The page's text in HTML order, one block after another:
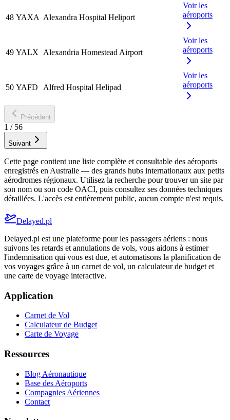
48 YAXA Alexandra Hospital Heliport
Voir les
aéroports
49 YALX Alexandria Homestead Airport
Voir les
aéroports
50 YAFD Alfred Hospital Helipad
Voir les
aéroports
Précédent
1 / 56
Suivant
Cette page contient une liste complète et consultable des aéroports
enregistrés en Australie — des grands hubs internationaux aux petits
aérodromes régionaux. Utilisez la recherche pour trouver un site par
son nom ou son code OACI, puis consultez ses données techniques
détaillées. L'accès est entièrement public, aucun compte n'est requis.
Delayed.pl
Delayed.pl est une plateforme pour les passagers aériens : nous
suivons les retards et annulations de vols, vous aidons à estimer
l'indemnisation qui vous est due, et automatisons la planification de
vos voyages grâce à un carnet de vol, un calculateur de budget et
une carte de voyage interactive.
Application
Carnet de Vol
Calculateur de Budget
Carte de Voyage
Ressources
Blog Aéronautique
Base des Aéroports
Compagnies Aériennes
Contact